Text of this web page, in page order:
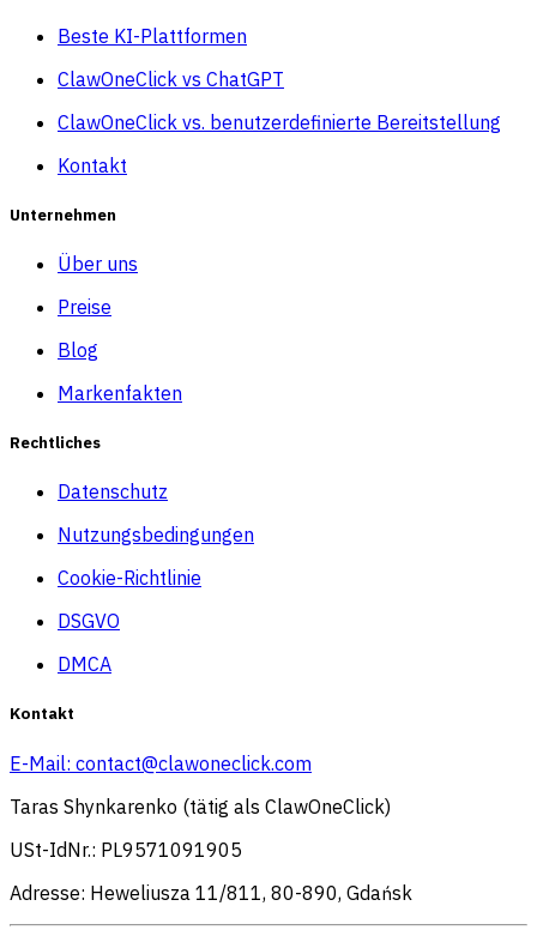
Beste KI-Plattformen
ClawOneClick vs ChatGPT
ClawOneClick vs. benutzerdefinierte Bereitstellung
Kontakt
Unternehmen
Über uns
Preise
Blog
Markenfakten
Rechtliches
Datenschutz
Nutzungsbedingungen
Cookie-Richtlinie
DSGVO
DMCA
Kontakt
E-Mail: contact@clawoneclick.com
Taras Shynkarenko (tätig als ClawOneClick)
USt-IdNr.: PL9571091905
Adresse: Heweliusza 11/811, 80-890, Gdańsk